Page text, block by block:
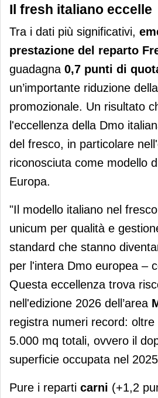
Il fresh italiano eccelle
Tra i dati più significativi,
prestazione del reparto
guadagna 0,7 punti di
un’importante riduzione
promozionale. Un risultato
l'eccellenza della Dmo
del fresco, in particolare nell'
riconosciuta come modello
Europa.
"Il modello italiano nel
unicum per qualità e
standard che stanno
per l'intera Dmo europea –
Questa eccellenza trova
nell'edizione 2026 dell’area
registra numeri record: oltre
5.000 mq totali, ovvero il
superficie occupata nel
Pure i reparti carni (+1,2